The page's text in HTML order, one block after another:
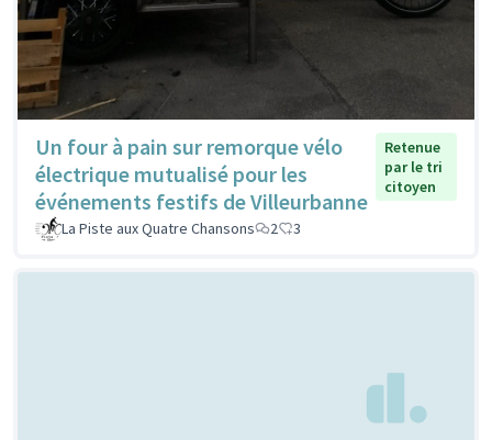
Un four à pain sur remorque vélo
électrique mutualisé pour les
événements festifs de Villeurbanne
Retenue
par le tri
citoyen
La Piste aux Quatre Chansons 2 3